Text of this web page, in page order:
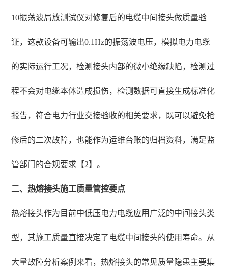
10振荡波局放测试仪对修复后的电缆中间接头做质量验
证，这款设备可输出0.1Hz的振荡波电压，模拟电力电缆
的实际运行工况，检测接头内部的微小绝缘缺陷，检测过
程不会对电缆本体造成损伤，检测数据可直接生成标准化
报告，符合电力行业交接验收的相关要求，既可以避免抢
修后的二次故障，也能作为运维台账的归档资料，满足监
管部门的合规要求【2】。
二、热熔接头施工质量管控要点
热熔接头作为目前中低压电力电缆应用广泛的中间接头类
型，其施工质量直接决定了电缆中间接头的使用寿命。从
大量故障分析案例来看，热熔接头的常见质量隐患主要集